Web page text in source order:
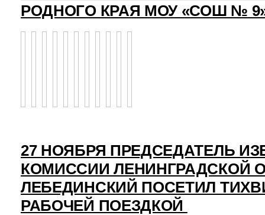
РОДНОГО КРАЯ МОУ «СОШ №
27 НОЯБРЯ ПРЕДСЕДАТЕЛЬ
КОМИССИИ ЛЕНИНГРАДСКОЙ
ЛЕБЕДИНСКИЙ ПОСЕТИЛ
РАБОЧЕЙ ПОЕЗДКОЙ